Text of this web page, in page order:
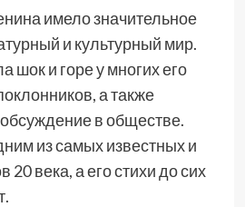
имело значительное
и культурный мир.
шок и горе у многих его
а также
в обществе.
из самых известных и
20 века, а его стихи до сих